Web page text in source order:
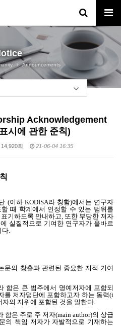
Announcements
Acknowledgement
시에 관한 준칙)
회 21-06-04 16:35
(이하KODISA라 칭함)에서는 연구자
때 학계에서 인정할 수 있는 범위를
기하도록 안내하고, 또한 부당한 저자
실질적으로 기여한 연구자가 올바르
다.
문의 창출과 관련된 중요한 지적 기여
함은 큰 범주에서 명예저자에 포함되
를 저자명단에 포함하고자 하는 동력(i
의 지위에 포함된 것을 말한다
함은 주로 주 저자(main author)의 상급
의 책임 저자가 자발적으로 기재하는